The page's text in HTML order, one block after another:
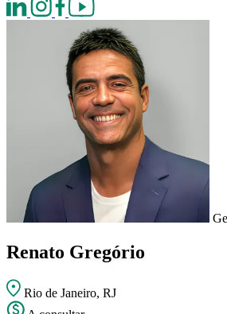
Renato Gregório
Rio de Janeiro, RJ